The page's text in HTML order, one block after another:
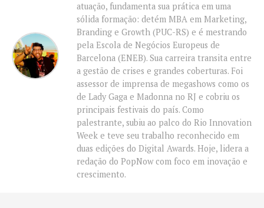
atuação, fundamenta sua prática em uma
sólida formação: detém MBA em Marketing,
Branding e Growth (PUC-RS) e é mestrando
pela Escola de Negócios Europeus de
Barcelona (ENEB). Sua carreira transita entre
a gestão de crises e grandes coberturas. Foi
assessor de imprensa de megashows como os
de Lady Gaga e Madonna no RJ e cobriu os
principais festivais do país. Como
palestrante, subiu ao palco do Rio Innovation
Week e teve seu trabalho reconhecido em
duas edições do Digital Awards. Hoje, lidera a
redação do PopNow com foco em inovação e
crescimento.